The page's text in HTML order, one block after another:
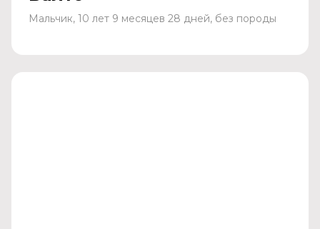
Мальчик, 10 лет 9 месяцев 28 дней, без породы